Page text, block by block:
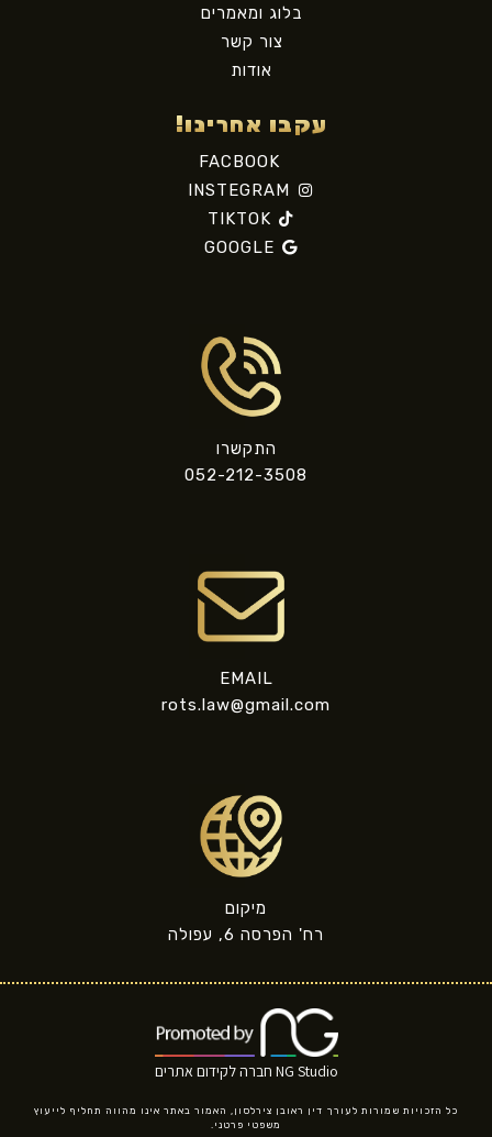
בלוג ומאמרים
צור קשר
אודות
עקבו אחרינו!
FACBOOK
INSTEGRAM
TIKTOK
GOOGLE
התקשרו
052-212-3508
EMAIL
rots.law@gmail.com
מיקום
רח' הפרסה 6, עפולה
NG Studio חברה לקידום אתרים
כל הזכויות שמורות לעורך דין ראובן צירלסון, האמור באתר אינו מהווה תחליף לייעוץ
משפטי פרטני.